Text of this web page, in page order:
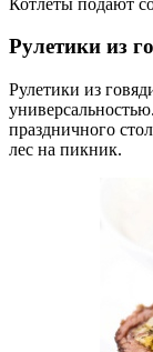
Рулетики из
Рулетики из
праздничного
лес на пикник.